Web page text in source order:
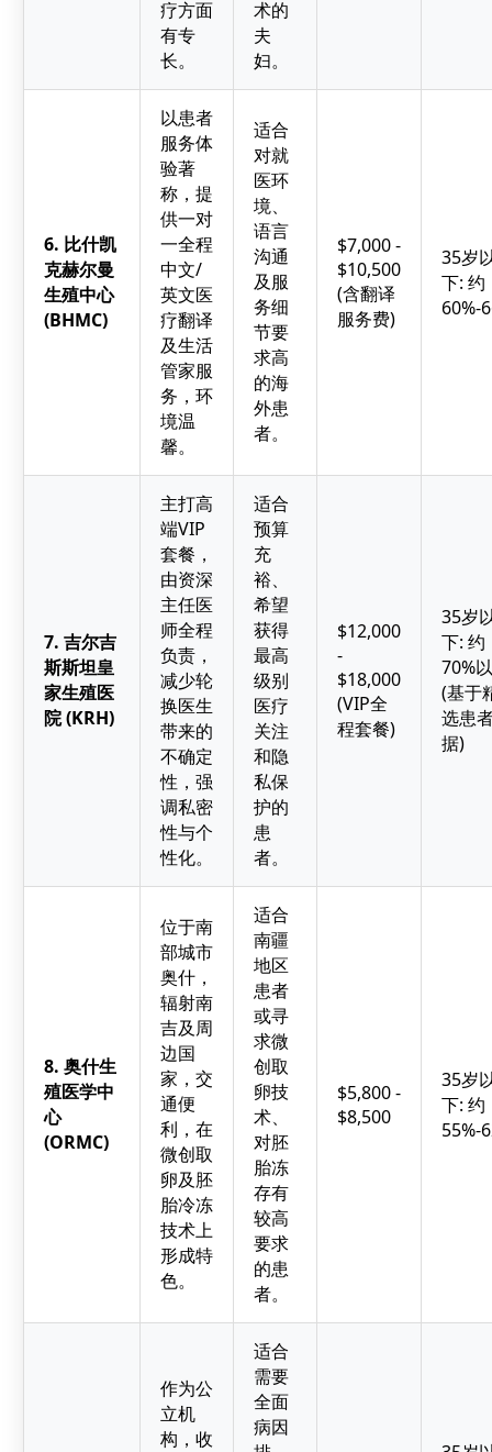
疗方面
有专
长。
术的
夫
妇。
6. 比什凯
克赫尔曼
生殖中心
(BHMC)
以患者
服务体
验著
称，提
供一对
一全程
中文/
英文医
疗翻译
及生活
管家服
务，环
境温
馨。
适合
对就
医环
境、
语言
沟通
及服
务细
节要
求高
的海
外患
者。
$7,000 -
$10,500
(含翻译
服务费)
35岁
下: 约
60%-
7. 吉尔吉
斯斯坦皇
家生殖医
院 (KRH)
主打高
端VIP
套餐，
由资深
主任医
师全程
负责，
减少轮
换医生
带来的
不确定
性，强
调私密
性与个
性化。
适合
预算
充
裕、
希望
获得
最高
级别
医疗
关注
和隐
私保
护的
患
者。
$12,000
-
$18,000
(VIP全
程套餐)
35岁
下: 约
70%
(基于
选患
据)
8. 奥什生
殖医学中
心
(ORMC)
位于南
部城市
奥什，
辐射南
吉及周
边国
家，交
通便
利，在
微创取
卵及胚
胎冷冻
技术上
形成特
色。
适合
南疆
地区
患者
或寻
求微
创取
卵技
术、
对胚
胎冻
存有
较高
要求
的患
者。
$5,800 -
$8,500
35岁
下: 约
55%-
作为公
立机
构，收
适合
需要
全面
病因